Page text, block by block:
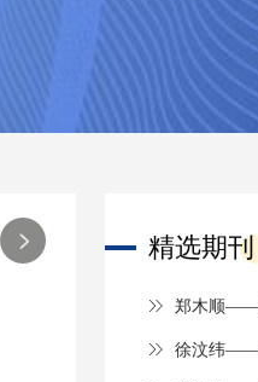
精选期刊
郑木顺——
徐汶纬——